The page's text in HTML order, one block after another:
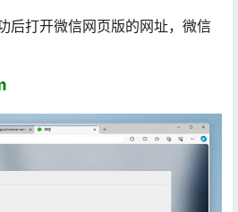
后打开微信网页版的网址，微信